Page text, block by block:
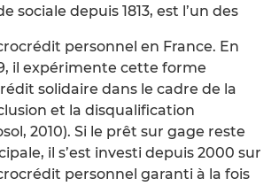
sociale depuis 1813, est l’un des
personnel en France. En
il expérimente cette forme
solidaire dans le cadre de la
et la disqualification
2010). Si le prêt sur gage reste
il s’est investi depuis 2000 sur
personnel garanti à la fois